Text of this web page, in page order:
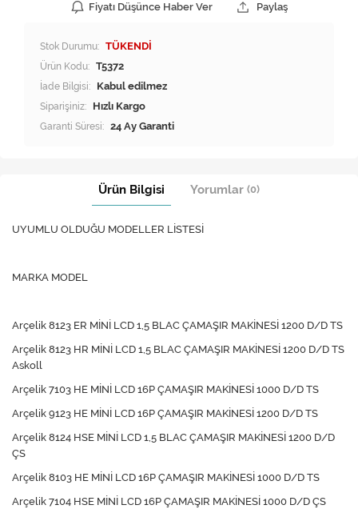
Fiyatı Düşünce Haber Ver
Paylaş
Stok Durumu: TÜKENDİ
Ürün Kodu: T5372
İade Bilgisi:
Siparişiniz: Hızlı Kargo
Garanti Süresi: 24 Ay Garanti
Ürün Bilgisi Yorumlar (0)
UYUMLU OLDUĞU MODELLER LİSTESİ
MARKA MODEL
Arçelik 8123 ER MİNİ LCD 1,5 BLAC ÇAMAŞIR MAKİNESİ 1200 D/D TS
Arçelik 8123 HR MİNİ LCD 1,5 BLAC ÇAMAŞIR MAKİNESİ 1200 D/D TS
Askoll
Arçelik 7103 HE MİNİ LCD 16P ÇAMAŞIR MAKİNESİ 1000 D/D TS
Arçelik 9123 HE MİNİ LCD 16P ÇAMAŞIR MAKİNESİ 1200 D/D TS
Arçelik 8124 HSE MİNİ LCD 1,5 BLAC ÇAMAŞIR MAKİNESİ 1200 D/D
ÇS
Arçelik 8103 HE MİNİ LCD 16P ÇAMAŞIR MAKİNESİ 1000 D/D TS
Arçelik 7104 HSE MİNİ LCD 16P ÇAMAŞIR MAKİNESİ 1000 D/D ÇS